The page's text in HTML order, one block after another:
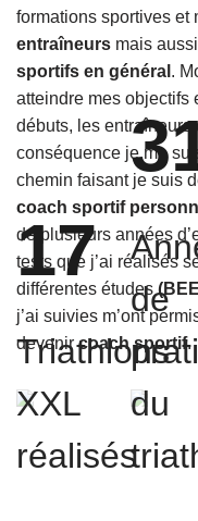
formations sportives et
entraîneurs mais
sportifs en général .
atteindre mes objectifs
débuts, les entraîneurs
conséquence je me
chemin faisant je suis
coach sportif
de plusieurs années
tests que j’ai réalisés
différentes études
j’ai suivies m’ont
devenircoach sportif.
17
Triathlons
XXL
réalisés
de
du